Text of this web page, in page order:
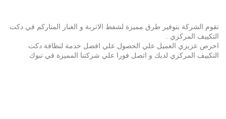
تقوم الشركة بتوفير طرق مميزة لشفط الاتربة و الغبار المتاركم في دكت
التكييف المركزي .
احرص عزيزي العميل علي الحصول علي افضل خدمة لنظافة دكت
التكييف المركزي لديك و اتصل فورا علي شركتنا المميزة في تبوك